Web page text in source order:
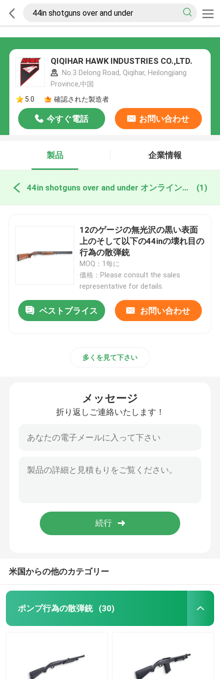
QIQIHAR HAWK INDUSTRIES CO.,LTD.
No.3 Delong Road, Qiqihar, Heilongjiang
Province,中国
5.0
確認された製造者
今すぐ電話 お問い合わせ
製品 企業情報
44in shotguns over and under オンライン製造 (1)
12のゲージの無光沢の黒い表面
上のそして以下の44inの壊れ目の
行為の散弾銃
MOQ：1每に
価格：Please consult the sales
representative for details.
ベストプライス お問い合わせ
多くを見て下さい
メッセージ
折り返しご連絡いたします！
米国からの他のカテゴリー
ポンプ行為の散弾銃 (30)